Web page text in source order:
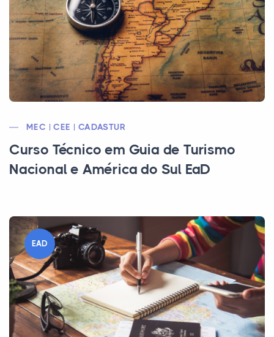
MEC | CEE | CADASTUR
Curso Técnico em Guia de Turismo
Nacional e América do Sul EaD
EAD